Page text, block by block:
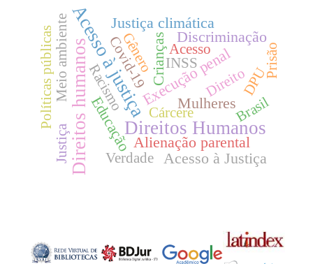
Acesso à justiça
Direitos Humanos
Direitos humanos Mulheres
Execução penal
Alienação parental
Crianças
Educação
Acesso à Justiça
Justiça climática
Discriminação
Direito
Covid-19
Meio ambiente
Verdade
DPU
Racismo
Prisão
INSS
Brasil
Políticas públicas Acesso
Cárcere
Justiça
Gênero